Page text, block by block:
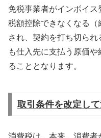
免税事業者がインボイ
税額控除できなくなる
され、契約を打ち切ら
も仕入先に支払う原価
ることとなります。
取引条件を改定し
消費税は、本来、消費者